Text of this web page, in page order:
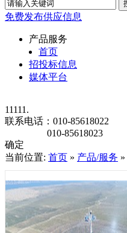
免费发布供应信息
产品服务
首页
招投标信息
媒体平台
11111.
联系电话： 010-85618022
010-85618023
确定
当前位置: 首页 » 产品/服务 »